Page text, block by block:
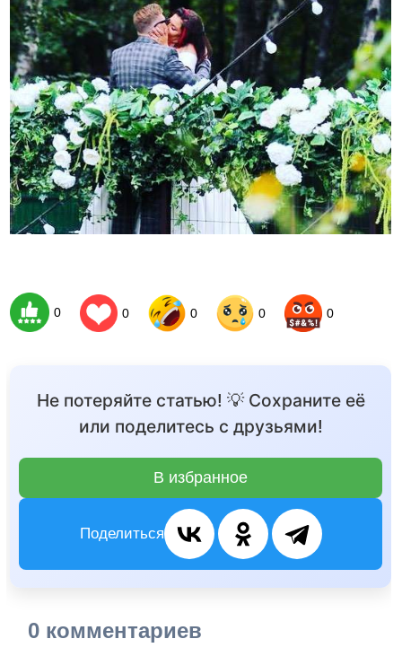
0 0 0 0 0
Не потеряйте статью! 💡 Сохраните её
или поделитесь с друзьями!
В избранное
Поделиться
0 комментариев